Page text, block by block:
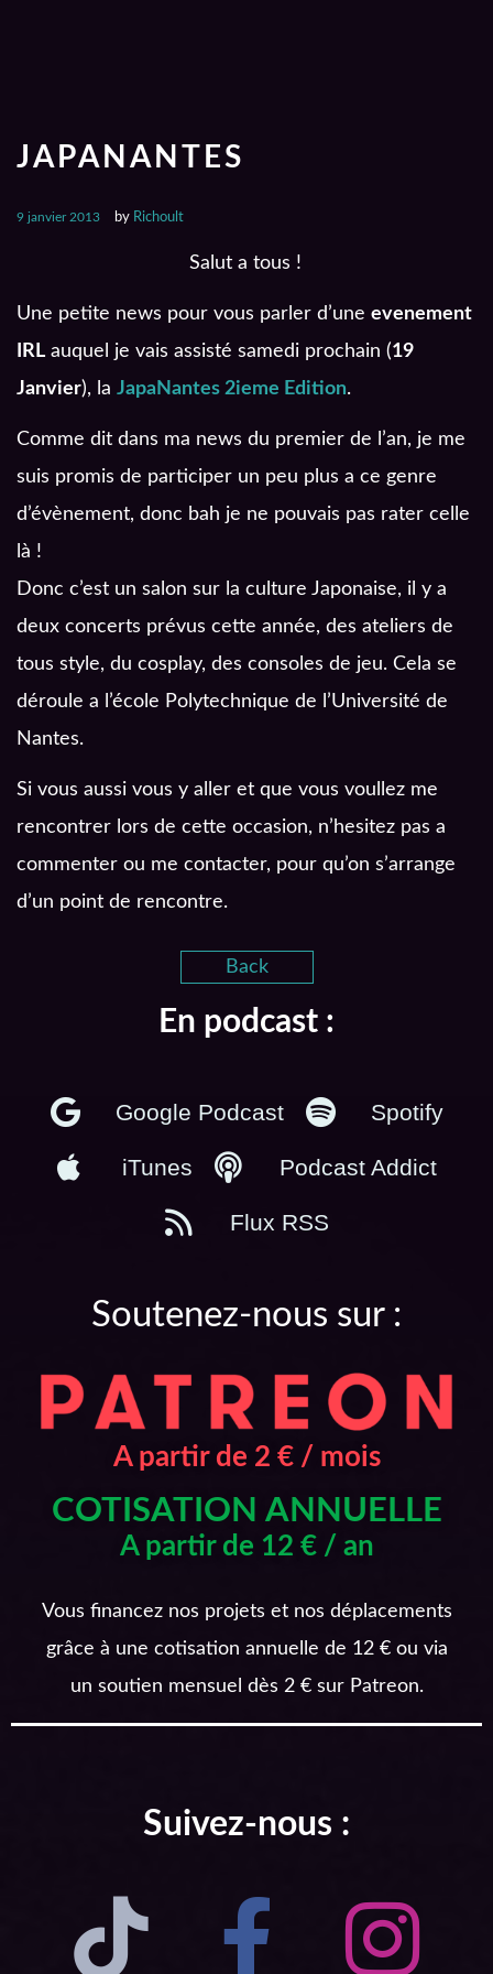
JAPANANTES
9 janvier 2013 by Richoult
Salut a tous !
Une petite news pour vous parler d’une evenement
IRL auquel je vais assisté samedi prochain (19
Janvier), la JapaNantes 2ieme Edition.
Comme dit dans ma news du premier de l’an, je me
suis promis de participer un peu plus a ce genre
d’évènement, donc bah je ne pouvais pas rater celle
là !
Donc c’est un salon sur la culture Japonaise, il y a
deux concerts prévus cette année, des ateliers de
tous style, du cosplay, des consoles de jeu. Cela se
déroule a l’école Polytechnique de l’Université de
Nantes.
Si vous aussi vous y aller et que vous voullez me
rencontrer lors de cette occasion, n’hesitez pas a
commenter ou me contacter, pour qu’on s’arrange
d’un point de rencontre.
Back
En podcast :
Google Podcast Spotify
iTunes Podcast Addict
Flux RSS
Soutenez-nous sur :
A partir de 2 € / mois
COTISATION ANNUELLE
A partir de 12 € / an
Vous financez nos projets et nos déplacements
grâce à une cotisation annuelle de 12 € ou via
un soutien mensuel dès 2 € sur Patreon.
Suivez-nous :